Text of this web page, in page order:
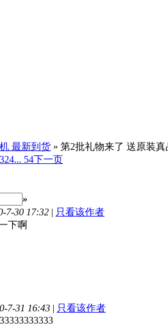
最新到货 » 第2批礼物来了 送原装
24... 54下一页
»
7-30 17:32 | 只看该作者
下啊
7-31 16:43 | 只看该作者